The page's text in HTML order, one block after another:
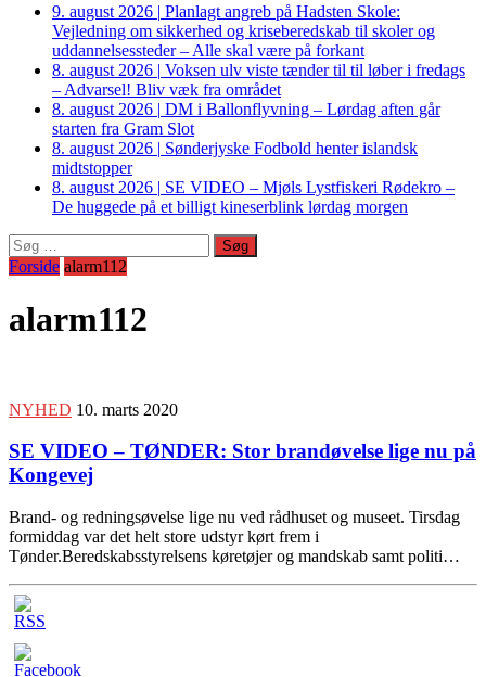
9. august 2026 | Planlagt angreb på Hadsten Skole:
Vejledning om sikkerhed og kriseberedskab til skoler og
uddannelsessteder – Alle skal være på forkant
8. august 2026 | Voksen ulv viste tænder til til løber i fredags
– Advarsel! Bliv væk fra området
8. august 2026 | DM i Ballonflyvning – Lørdag aften går
starten fra Gram Slot
8. august 2026 | Sønderjyske Fodbold henter islandsk
midtstopper
8. august 2026 | SE VIDEO – Mjøls Lystfiskeri Rødekro –
De huggede på et billigt kineserblink lørdag morgen
Søg
efter:
Forside alarm112
alarm112
NYHED 10. marts 2020
SE VIDEO – TØNDER: Stor brandøvelse lige nu på
Kongevej
Brand- og redningsøvelse lige nu ved rådhuset og museet. Tirsdag
formiddag var det helt store udstyr kørt frem i
Tønder.Beredskabsstyrelsens køretøjer og mandskab samt politi…